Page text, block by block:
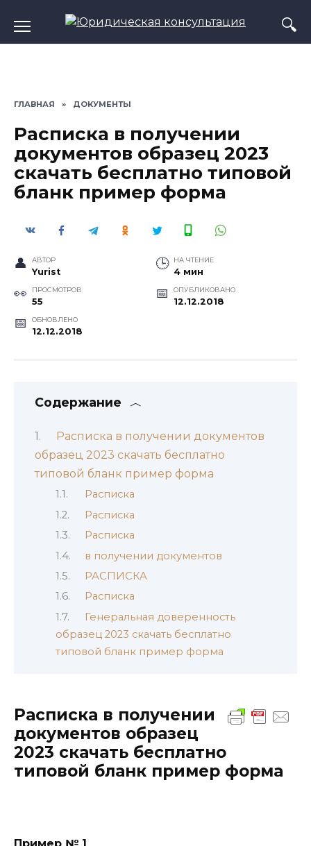
содержанию
ГЛАВНАЯ » ДОКУМЕНТЫ
Расписка в получении
документов образец 2023
скачать бесплатно типовой
бланк пример форма
АВТОР
Yurist
НА ЧТЕНИЕ
4 мин
ПРОСМОТРОВ
55
ОПУБЛИКОВАНО
12.12.2018
ОБНОВЛЕНО
12.12.2018
Содержание
Расписка в получении документов
образец 2023 скачать бесплатно
типовой бланк пример форма
Расписка
Расписка
Расписка
в получении документов
РАСПИСКА
Расписка
Генеральная доверенность
образец 2023 скачать бесплатно
типовой бланк пример форма
Расписка в получении
документов образец
2023 скачать бесплатно
типовой бланк пример форма